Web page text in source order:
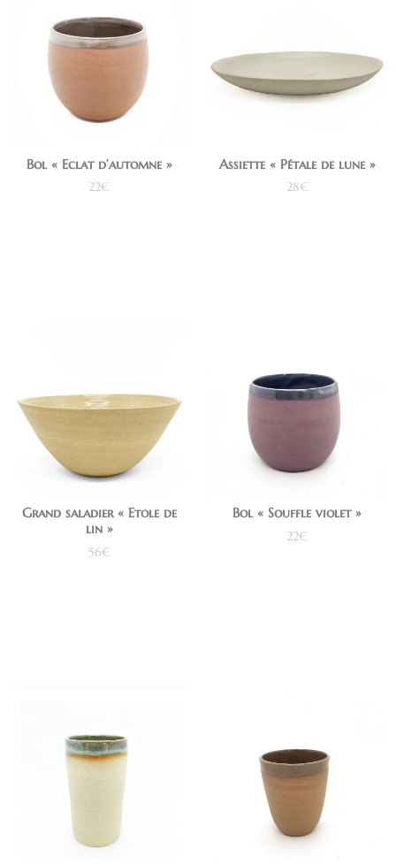
Bol « Eclat d’automne »
22€
Assiette « Pétale de lune »
28€
Grand saladier « Etole de
lin »
56€
Bol « Souffle violet »
22€